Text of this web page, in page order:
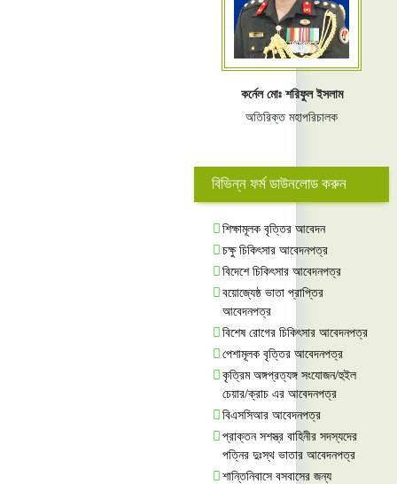
কর্নেল মোঃ শরিফুল ইসলাম
অতিরিক্ত মহাপরিচালক
বিভিন্ন ফর্ম ডাউনলোড করুন
শিক্ষামূলক বৃত্তির আবেদন
চক্ষু চিকিৎসার আবেদনপত্র
বিদেশে চিকিৎসার আবেদনপত্র
বয়োজ্যেষ্ঠ ভাতা প্রাপ্তির
আবেদনপত্র
বিশেষ রোগের চিকিৎসার আবেদনপত্র
পেশামূলক বৃত্তির আবেদনপত্র
কৃত্রিম অঙ্গপ্রত্যঙ্গ সংযোজন/হুইল
চেয়ার/ক্রাচ এর আবেদনপত্র
বিএসসিআর আবেদনপত্র
প্রাক্তন সশস্ত্র বাহিনীর সদস্যদের
পত্নির দুঃস্থ ভাতার আবেদনপত্র
শান্তিনিবাসে বসবাসের জন্য